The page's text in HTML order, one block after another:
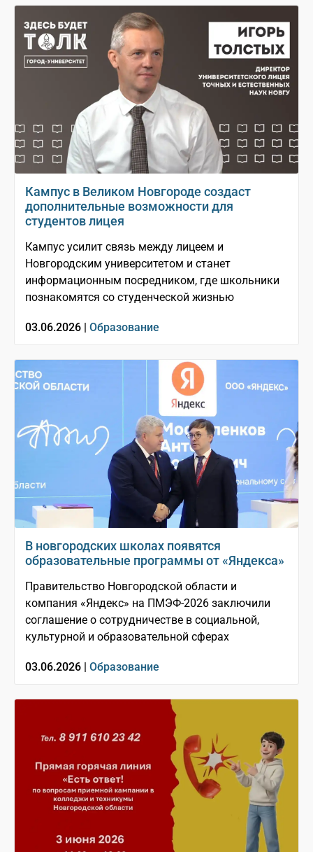
Кампус в Великом Новгороде создаст
дополнительные возможности для
студентов лицея
Кампус усилит связь между лицеем и
Новгородским университетом и станет
информационным посредником, где школьники
познакомятся со студенческой жизнью
03.06.2026 | Образование
В новгородских школах появятся
образовательные программы от «Яндекса»
Правительство Новгородской области и
компания «Яндекс» на ПМЭФ-2026 заключили
соглашение о сотрудничестве в социальной,
культурной и образовательной сферах
03.06.2026 | Образование